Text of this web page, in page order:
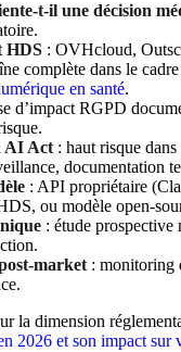
t-il une décision
HDS : OVHcloud,
complète dans le
en santé.
d’impact RGPD
AI Act : haut risque
documentation
: API propriétaire
ou modèle open-
: étude
market : monitoring
la dimension
2026 et son impact sur